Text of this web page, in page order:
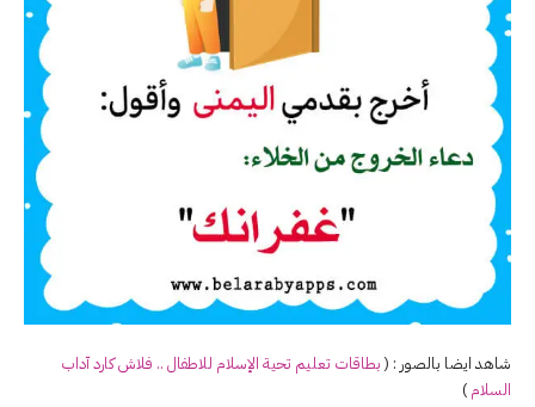
شاهد ايضا بالصور : (بطاقات تعليم تحية الإسلام للاطفال .. فلاش كارد آداب
السلام )